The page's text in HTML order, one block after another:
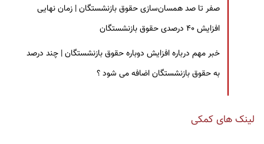
صفر تا صد همسان‌سازی حقوق بازنشستگان | زمان نهایی
افزایش ۴۰ درصدی حقوق بازنشستگان
خبر مهم درباره افزایش دوباره حقوق بازنشستگان | چند درصد
به حقوق بازنشستگان اضافه می شود ؟
لینک های کمکی